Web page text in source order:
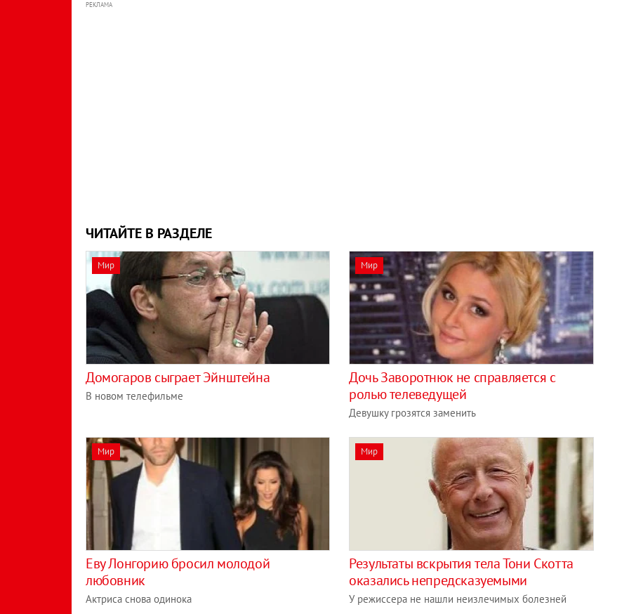
РЕКЛАМА
ЧИТАЙТЕ В РАЗДЕЛЕ
Мир
Домогаров сыграет Эйнштейна
В новом телефильме
Мир
Дочь Заворотнюк не справляется с
ролью телеведущей
Девушку грозятся заменить
Мир
Еву Лонгорию бросил молодой
любовник
Актриса снова одинока
Мир
Результаты вскрытия тела Тони Скотта
оказались непредсказуемыми
У режиссера не нашли неизлечимых болезней